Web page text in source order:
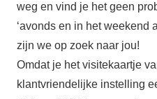
weg en vind je het geen
‘avonds en in het weekend
zijn we op zoek naar jou!
Omdat je het visitekaartje
klantvriendelijke instelling